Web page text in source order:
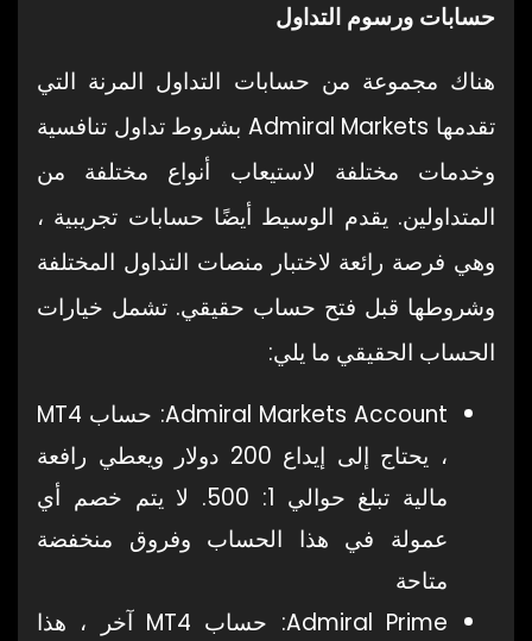
حسابات ورسوم التداول
هناك مجموعة من حسابات التداول المرنة التي
تقدمها Admiral Markets بشروط تداول تنافسية
وخدمات مختلفة لاستيعاب أنواع مختلفة من
المتداولين. يقدم الوسيط أيضًا حسابات تجريبية ،
وهي فرصة رائعة لاختبار منصات التداول المختلفة
وشروطها قبل فتح حساب حقيقي. تشمل خيارات
الحساب الحقيقي ما يلي:
Admiral Markets Account: حساب MT4
، يحتاج إلى إيداع 200 دولار ويعطي رافعة
مالية تبلغ حوالي 1: 500. لا يتم خصم أي
عمولة في هذا الحساب وفروق منخفضة
متاحة
Admiral Prime: حساب MT4 آخر ، هذا